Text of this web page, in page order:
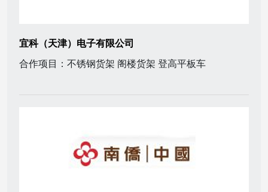
宜科（天津）电子有限公司
合作项目：不锈钢货架 阁楼货架 登高平板车